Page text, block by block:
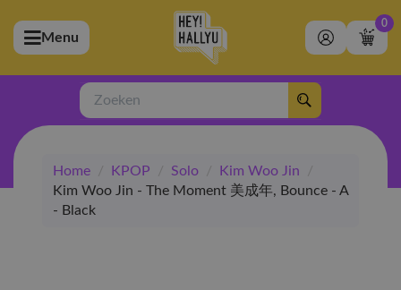
(Artiesten)
(Merchandise)
(Exclusive)
(Winkel)
Menu
0
Zoeken
Home / KPOP / Solo / Kim Woo Jin
/
Kim Woo Jin - The Moment 美成年, Bounce - A
- Black